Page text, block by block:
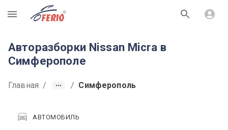
R
Авторазборки Nissan Micra в
Симферополе
Главная / / Симферополь
АВТОМОБИЛЬ